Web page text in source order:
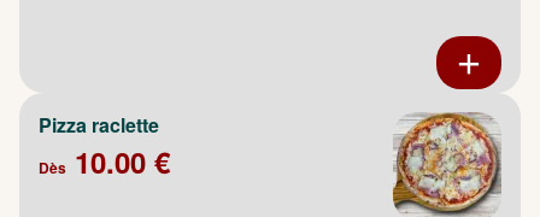
Pizza raclette
Dès 10.00 €